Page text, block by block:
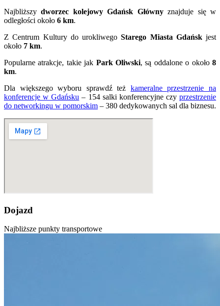
Najbliższydworzec kolejowy Gdańsk Głównyznajduje się w
odległości około 6 km.
Z Centrum Kultury do urokliwegoStarego Miasta Gdańskjest
około 7 km.
Popularne atrakcje, takie jak Park Oliwski, są oddalone o około8
km.
Dla większego wyboru sprawdź też kameralne przestrzenie na
konferencje w Gdańsku – 154 salki konferencyjne czy przestrzenie
do networkingu w pomorskim – 380 dedykowanych sal dla biznesu.
Dojazd
Najbliższe punkty transportowe